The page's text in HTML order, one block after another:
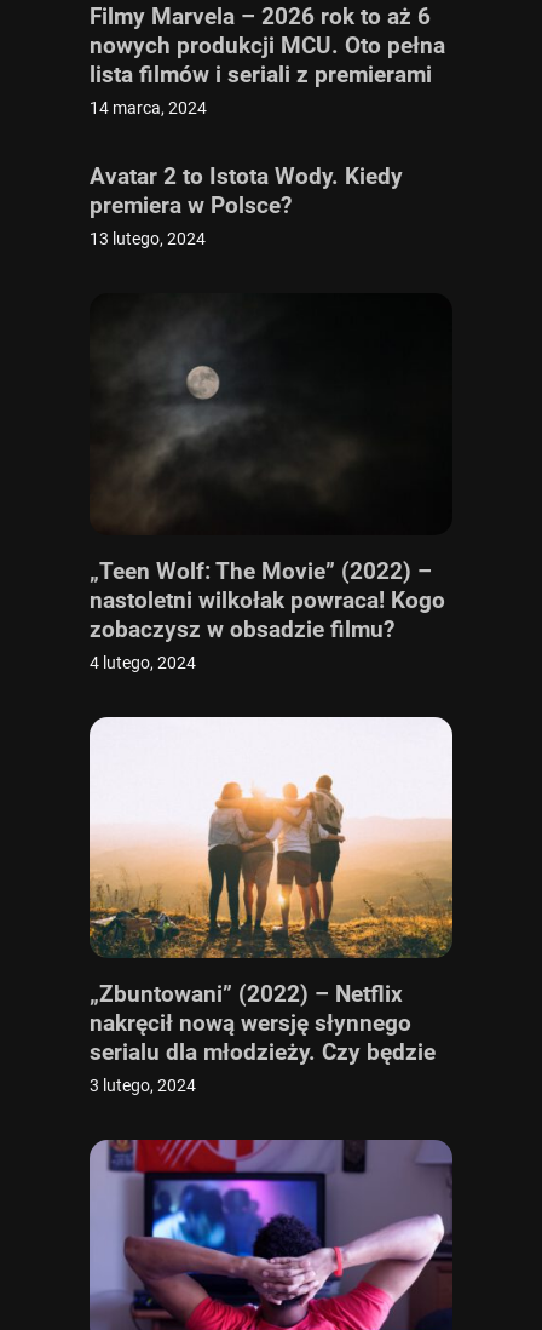
Filmy Marvela – 2026 rok to aż 6
nowych produkcji MCU. Oto pełna
lista filmów i seriali z premierami
w 2026 roku
14 marca, 2024
Avatar 2 to Istota Wody. Kiedy
premiera w Polsce?
13 lutego, 2024
„Teen Wolf: The Movie” (2022) –
nastoletni wilkołak powraca! Kogo
zobaczysz w obsadzie filmu?
4 lutego, 2024
„Zbuntowani” (2022) – Netflix
nakręcił nową wersję słynnego
serialu dla młodzieży. Czy będzie
2. sezon produkcji?
3 lutego, 2024